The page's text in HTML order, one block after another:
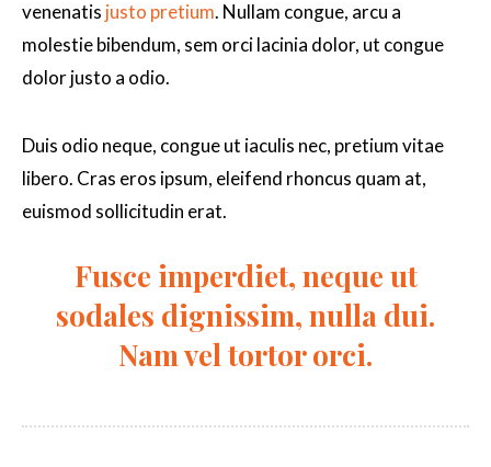
venenatis justo pretium. Nullam congue, arcu a
molestie bibendum, sem orci lacinia dolor, ut congue
dolor justo a odio.
Duis odio neque, congue ut iaculis nec, pretium vitae
libero. Cras eros ipsum, eleifend rhoncus quam at,
euismod sollicitudin erat.
Fusce imperdiet, neque ut
sodales dignissim, nulla dui.
Nam vel tortor orci.